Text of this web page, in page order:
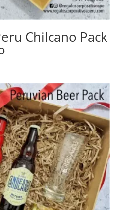
Chilcano Pack